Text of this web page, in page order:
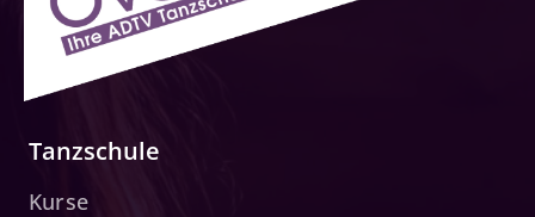
Tanzschule
Kurse